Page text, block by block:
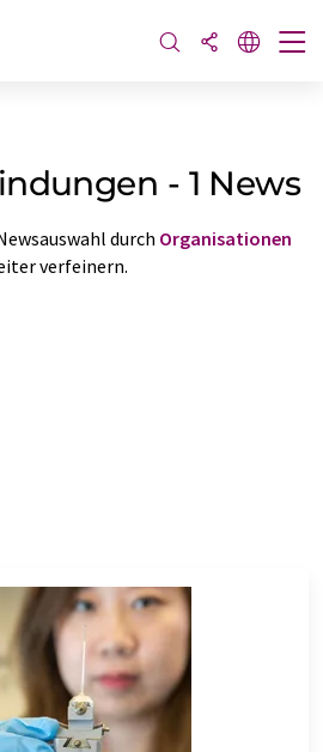
- 1 News
durch Organisationen
verfeinern.